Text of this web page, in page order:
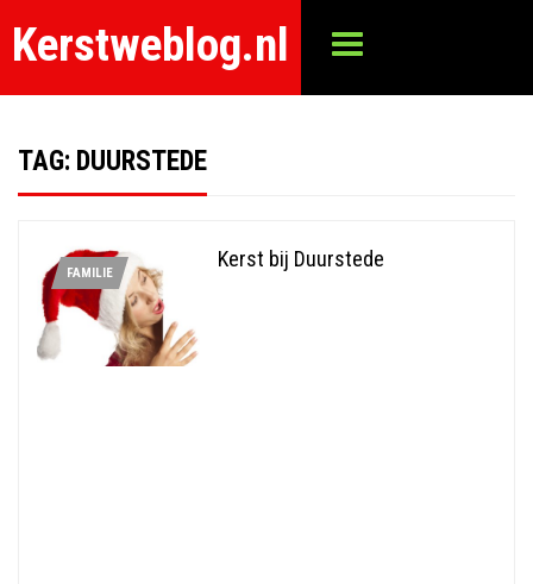
Kerstweblog.nl
TAG: DUURSTEDE
FAMILIE
Kerst bij Duurstede